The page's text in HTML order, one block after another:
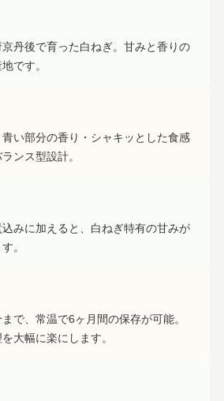
丹後で育った白ねぎ。甘みと香りの
です。
い部分の香り・シャキッとした食感
ンス型設計。
みに加えると、白ねぎ特有の甘みが
。
で、常温で6ヶ月間の保存が可能。
大幅に楽にします。